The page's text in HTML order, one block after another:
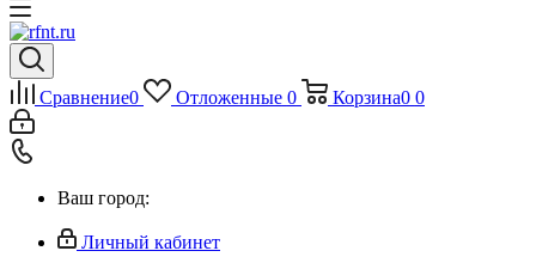
Сравнение0 Отложенные 0 Корзина0 0
Ваш город:
Личный кабинет